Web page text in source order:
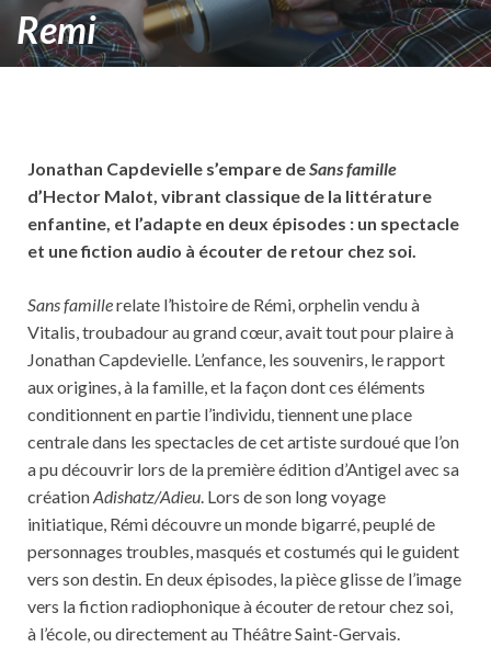
Remi
Jonathan Capdevielle s’empare deSans famille
d’Hector Malot, vibrant classique de la littérature
enfantine, et l’adapte en deux épisodes : un spectacle
et une fiction audio à écouter de retour chez soi.
Sans famillerelate l’histoire de Rémi, orphelin vendu à
Vitalis, troubadour au grand cœur, avait tout pour plaire à
Jonathan Capdevielle. L’enfance, les souvenirs, le rapport
aux origines, à la famille, et la façon dont ces éléments
conditionnent en partie l’individu, tiennent une place
centrale dans les spectacles de cet artiste surdoué que l’on
a pu découvrir lors de la première édition d’Antigel avec sa
créationAdishatz/Adieu. Lors de son long voyage
initiatique, Rémi découvre un monde bigarré, peuplé de
personnages troubles, masqués et costumés qui le guident
vers son destin. En deux épisodes, la pièce glisse de l’image
vers la fiction radiophonique à écouter de retour chez soi,
à l’école, ou directement au Théâtre Saint-Gervais.